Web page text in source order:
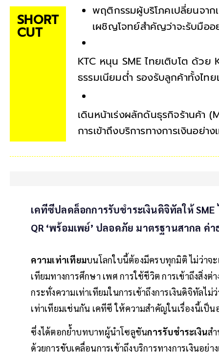
SHORT
CUT
พฤติกรรมผู้บริโภคเปลี่ยนจาก
เผชิญโจทย์สำคัญว่าจะรับมืออ
KTC หนุน SME ไทยเติบโต ด้วย
ธรรมเนียมต่ำ รองรับลูกค้าทั้งไทย
เดินหน้าเร่งผลักดันธุรกิจร้านค้า
การเข้าถึงบริการทางการเงินอย่
เคทีซีปลดล็อกการรับชำระเงินดิจิทัลให้
QR ‘พร้อมเพย์’ ปลอดภัย มาตรฐานสากล ค่
ความเท่าเทียมบนโลกใบนี้ต้องมีครบทุกมิติ ไม่ว่าจ
เทียมทางการศึกษา เพศ การใช้ชีวิต การเข้าถึงสิ่ง
กระทั่งความเท่าเทียมในการเข้าถึงการเงินดิจิทัล
เท่าเทียมเช่นกัน เคทีซี ให้ความสำคัญในเรื่องนี้เป็น
ซึ่งได้ตอกย้ำบทบาทผู้นำโซลูชันการรับชำระเงินส
ด้วยการขับเคลื่อนการเข้าถึงบริการทางการเงินอย่